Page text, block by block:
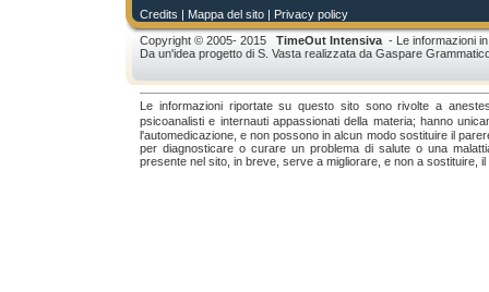
Credits | Mappa del sito | Privacy policy
Copyright © 2005- 2015 TimeOut Intensiva - Le informazioni
Da un'idea progetto di S. Vasta realizzata da Gaspare
Le informazioni riportate su questo sito sono rivolte a
psicoanalisti e internauti appassionati della materia; hanno
l'automedicazione, e non possono in alcun modo sostituire il
per diagnosticare o curare un problema di salute o una
presente nel sito, in breve, serve a migliorare, e non a sostituire,